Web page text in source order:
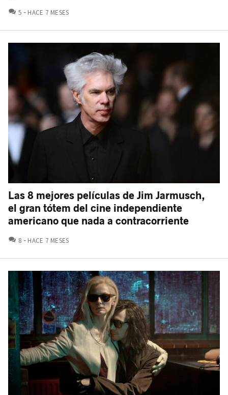
5 COMENTARIOS
HACE 7 MESES
Las 8 mejores películas de Jim Jarmusch,
el gran tótem del cine independiente
americano que nada a contracorriente
8 COMENTARIOS
HACE 7 MESES